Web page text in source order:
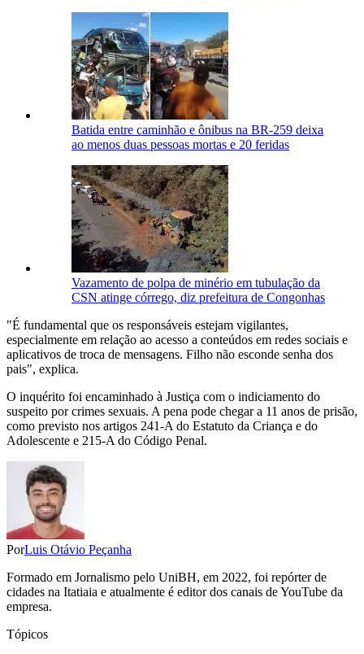
Batida entre caminhão e ônibus na BR-259 deixa
ao menos duas pessoas mortas e 20 feridas
Vazamento de polpa de minério em tubulação da
CSN atinge córrego, diz prefeitura de Congonhas
"É fundamental que os responsáveis estejam vigilantes,
especialmente em relação ao acesso a conteúdos em redes sociais e
aplicativos de troca de mensagens. Filho não esconde senha dos
pais", explica.
O inquérito foi encaminhado à Justiça com o indiciamento do
suspeito por crimes sexuais. A pena pode chegar a 11 anos de prisão,
como previsto nos artigos 241-A do Estatuto da Criança e do
Adolescente e 215-A do Código Penal.
PorLuis Otávio Peçanha
Formado em Jornalismo pelo UniBH, em 2022, foi repórter de
cidades na Itatiaia e atualmente é editor dos canais de YouTube da
empresa.
Tópicos